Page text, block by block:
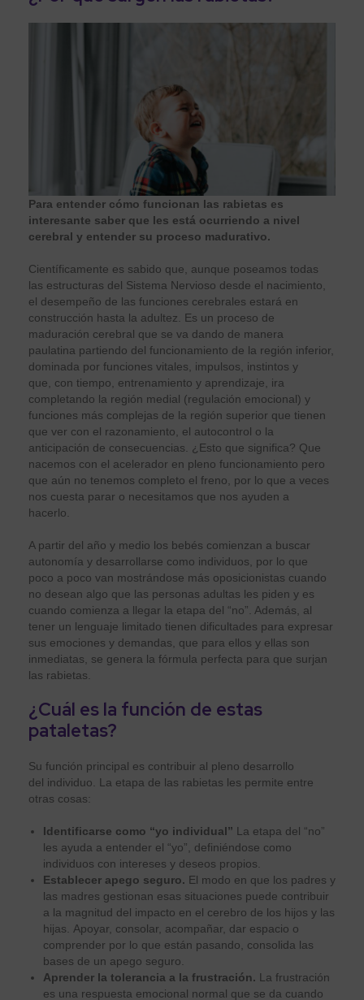
Para entender cómo funcionan las rabietas es
interesante saber que les está ocurriendo a nivel
cerebral y entender su proceso madurativo.
Científicamente es sabido que, aunque poseamos todas
las estructuras del Sistema Nervioso desde el nacimiento,
el desempeño de las funciones cerebrales estará en
construcción hasta la adultez. Es un proceso de
maduración cerebral que se va dando de manera
paulatina partiendo del funcionamiento de la región inferior,
dominada por funciones vitales, impulsos, instintos y
que, con tiempo, entrenamiento y aprendizaje, ira
completando la región medial (regulación emocional) y
funciones más complejas de la región superior que tienen
que ver con el razonamiento, el autocontrol o la
anticipación de consecuencias. ¿Esto que significa? Que
nacemos con el acelerador en pleno funcionamiento pero
que aún no tenemos completo el freno, por lo que a veces
nos cuesta parar o necesitamos que nos ayuden a
hacerlo.
A partir del año y medio los bebés comienzan a buscar
autonomía y desarrollarse como individuos, por lo que
poco a poco van mostrándose más oposicionistas cuando
no desean algo que las personas adultas les piden y es
cuando comienza a llegar la etapa del “no”. Además, al
tener un lenguaje limitado tienen dificultades para expresar
sus emociones y demandas, que para ellos y ellas son
inmediatas, se genera la fórmula perfecta para que surjan
las rabietas.
¿Cuál es la función de estas
pataletas?
Su función principal es contribuir al pleno desarrollo
del individuo. La etapa de las rabietas les permite entre
otras cosas:
Identificarse como “yo individual” La etapa del “no”
les ayuda a entender el “yo”, definiéndose como
individuos con intereses y deseos propios.
Establecer apego seguro. El modo en que los padres y
las madres gestionan esas situaciones puede contribuir
a la magnitud del impacto en el cerebro de los hijos y las
hijas. Apoyar, consolar, acompañar, dar espacio o
comprender por lo que están pasando, consolida las
bases de un apego seguro.
Aprender la tolerancia a la frustración. La frustración
es una respuesta emocional normal que se da cuando